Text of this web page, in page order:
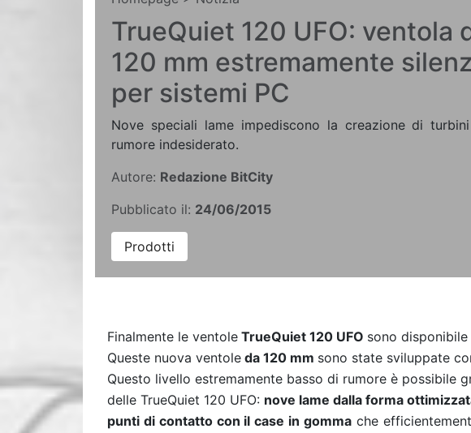
TrueQuiet 120 UFO: ventola
120 mm estremamente
per sistemi PC
Nove speciali lame impediscono la creazione di
rumore indesiderato.
Autore: Redazione BitCity
Pubblicato il: 24/06/2015
Prodotti
Finalmente le ventole TrueQuiet 120 UFO sono
Queste nuova ventole da 120 mm sono state sviluppate
Questo livello estremamente basso di rumore è possibile
delle TrueQuiet 120 UFO: nove lame dalla forma
punti di contatto con il case in gommache